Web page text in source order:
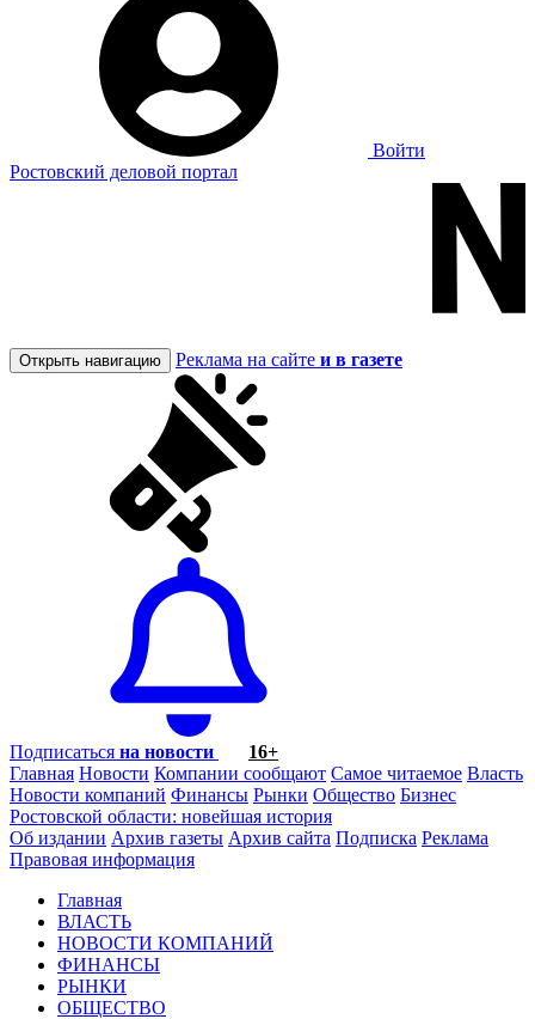
Войти
Ростовский деловой портал
Открыть навигацию Реклама на сайте и в газете
Подписаться на новости
16+
Главная Новости Компании сообщают Самое читаемое Власть
Новости компаний Финансы Рынки Общество Бизнес
Ростовской области: новейшая история
Об издании Архив газеты Архив сайта Подписка Реклама
Правовая информация
Главная
ВЛАСТЬ
НОВОСТИ КОМПАНИЙ
ФИНАНСЫ
РЫНКИ
ОБЩЕСТВО